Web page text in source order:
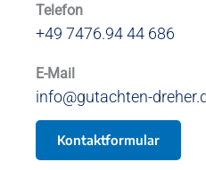
Telefon
+49 7476.94 44 686
E-Mail
info@gutachten-
Kontaktformular